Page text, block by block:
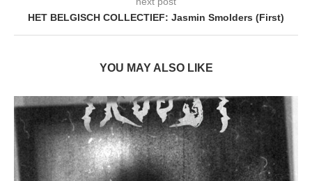
HET BELGISCH COLLECTIEF: Jasmin Smolders (First)
YOU MAY ALSO LIKE